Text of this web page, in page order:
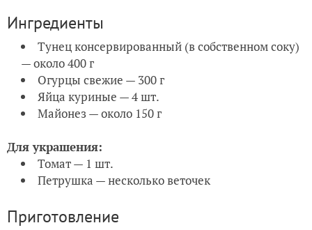
Ингредиенты
Тунец консервированный (в собственном соку)
— около 400 г
Огурцы свежие — 300 г
Яйца куриные — 4 шт.
Майонез — около 150 г
Для украшения:
Томат — 1 шт.
Петрушка — несколько веточек
Приготовление